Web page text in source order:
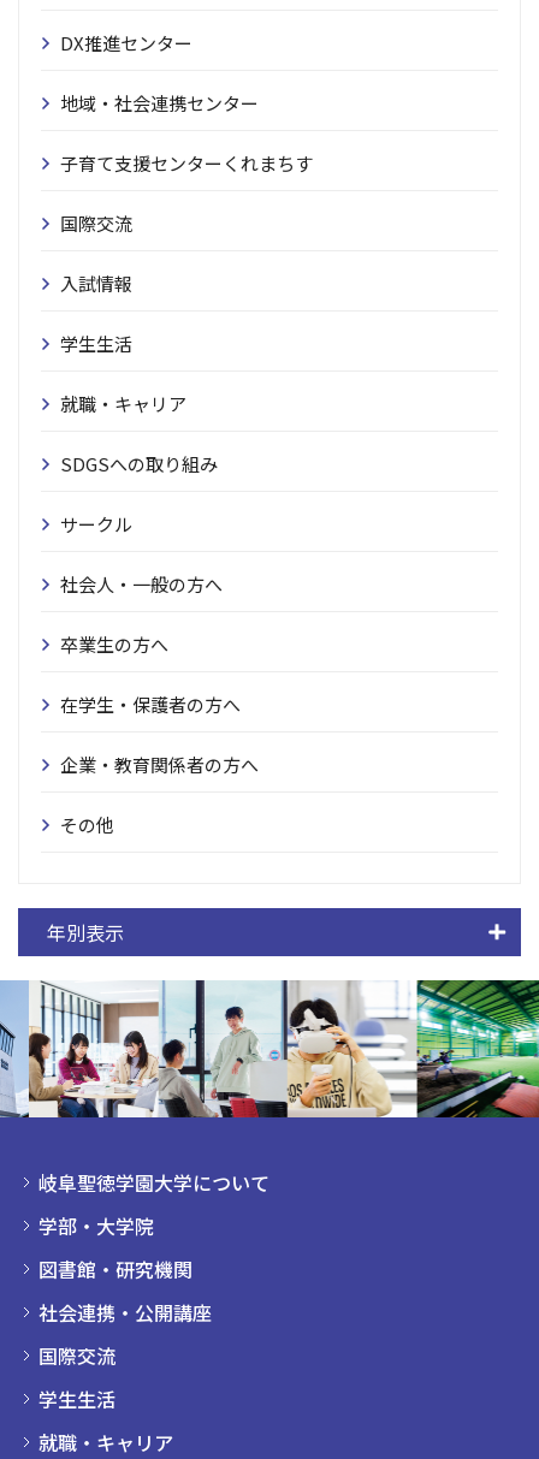
DX推進センター
地域・社会連携センター
子育て支援センターくれまちす
国際交流
入試情報
学生生活
就職・キャリア
SDGSへの取り組み
サークル
社会人・一般の方へ
卒業生の方へ
在学生・保護者の方へ
企業・教育関係者の方へ
その他
年別表示
岐阜聖徳学園大学について
学部・大学院
図書館・研究機関
社会連携・公開講座
国際交流
学生生活
就職・キャリア